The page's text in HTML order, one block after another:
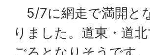
5/7に網走で満開と
りました。道東・道